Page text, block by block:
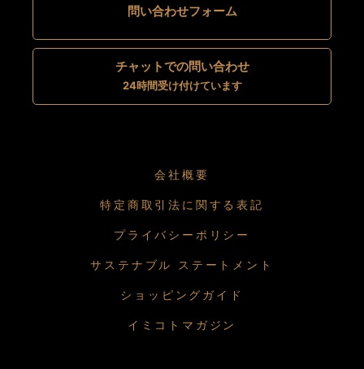
会社概要
特定商取引法に関する表記
プライバシーポリシー
サステナブル ステートメント
ショッピングガイド
イミコトマガジン
問い合わせフォーム
チャットでの問い合わせ
24時間受け付けています